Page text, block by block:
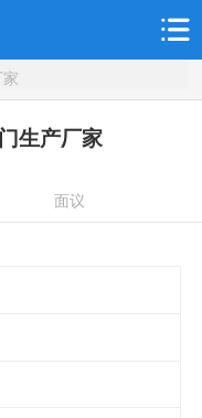
生产厂家
面议